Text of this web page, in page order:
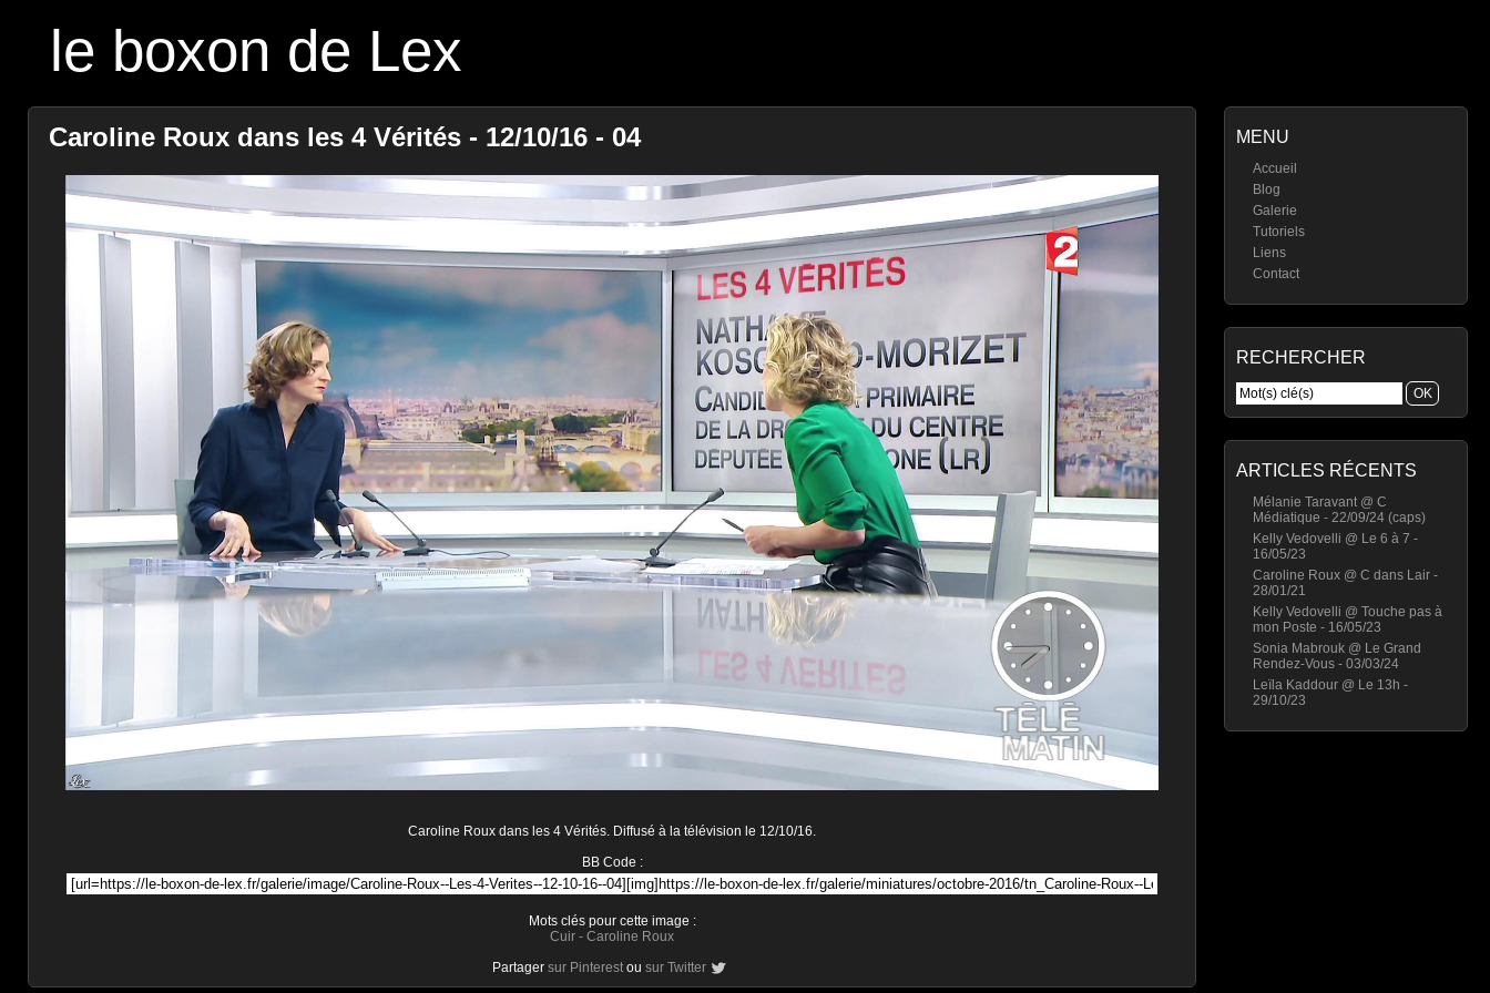
le boxon de Lex
MENU
Accueil
Blog
Galerie
Tutoriels
Liens
Contact
RECHERCHER
ARTICLES RÉCENTS
Mélanie Taravant @ C
Médiatique - 22/09/24 (caps)
Kelly Vedovelli @ Le 6 à 7 -
16/05/23
Caroline Roux @ C dans Lair -
28/01/21
Kelly Vedovelli @ Touche pas à
mon Poste - 16/05/23
Sonia Mabrouk @ Le Grand
Rendez-Vous - 03/03/24
Leïla Kaddour @ Le 13h -
29/10/23
Caroline Roux dans les 4 Vérités - 12/10/16 - 04
Caroline Roux dans les 4 Vérités. Diffusé à la télévision le 12/10/16.
BB Code :
Mots clés pour cette image :
Cuir - Caroline Roux
Partager sur Pinterest ou sur Twitter